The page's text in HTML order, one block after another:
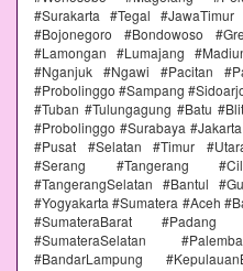
#Surakarta #Tegal
#Bojonegoro #Bondowoso
#Lamongan #Lumajang
#Nganjuk #Ngawi #Pacitan
#Probolinggo #Sampang
#Tuban #Tulungagung #Batu
#Probolinggo #Surabaya
#Pusat #Selatan #Timur
#Serang #Tangerang
#TangerangSelatan #Bantul
#Yogyakarta #Sumatera #Aceh
#SumateraBarat
#SumateraSelatan
#BandarLampung